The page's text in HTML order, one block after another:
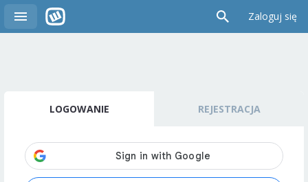
Zaloguj się
LOGOWANIE REJESTRACJA